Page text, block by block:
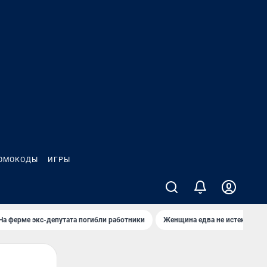
ИГРЫ
ферме экс-депутата погибли работники Женщина едва не истекла